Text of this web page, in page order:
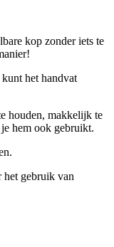
kop zonder iets te
het handvat
houden, makkelijk te
hem ook gebruikt.
het gebruik van